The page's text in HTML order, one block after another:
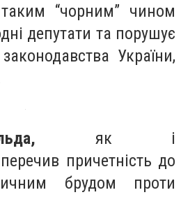
“чорним” чином
депутати та порушує
України,
як і
причетність до
брудом проти